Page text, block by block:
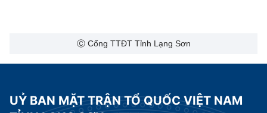
Ⓒ Cổng TTĐT Tỉnh Lạng Sơn
UỶ BAN MẶT TRẬN TỔ QUỐC VIỆT NAM